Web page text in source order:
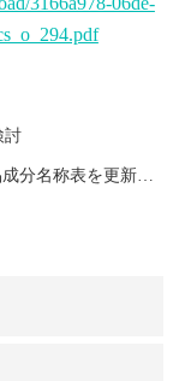
討
新、30,419成分を網羅！